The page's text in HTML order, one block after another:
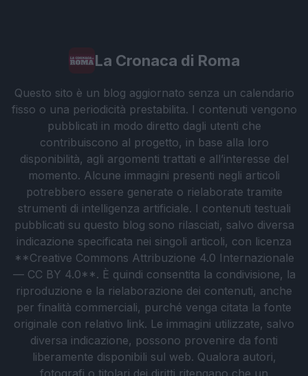
La Cronaca di Roma
Questo sito è un blog aggiornato senza un calendario
fisso o una periodicità prestabilita. I contenuti vengono
pubblicati in modo diretto dagli utenti che
contribuiscono al progetto, in base alla loro
disponibilità, agli argomenti trattati e all’interesse del
momento. Alcune immagini presenti negli articoli
potrebbero essere generate o rielaborate tramite
strumenti di intelligenza artificiale. I contenuti testuali
pubblicati su questo blog sono rilasciati, salvo diversa
indicazione specificata nei singoli articoli, con licenza
**Creative Commons Attribuzione 4.0 Internazionale
— CC BY 4.0**. È quindi consentita la condivisione, la
riproduzione e la rielaborazione dei contenuti, anche
per finalità commerciali, purché venga citata la fonte
originale con relativo link. Le immagini utilizzate, salvo
diversa indicazione, possono provenire da fonti
liberamente disponibili sul web. Qualora autori,
fotografi o titolari dei diritti ritengano che un